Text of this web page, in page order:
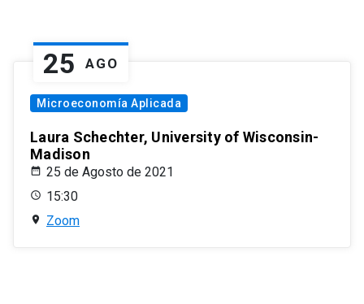
25 AGO
Microeconomía Aplicada
Laura Schechter, University of Wisconsin-
Madison
25 de Agosto de 2021
15:30
Zoom